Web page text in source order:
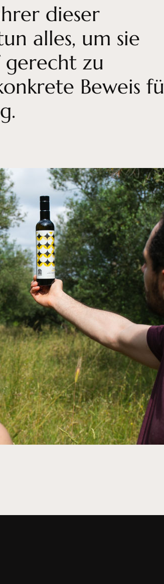
dieser
alles, um sie
gerecht zu
Beweis